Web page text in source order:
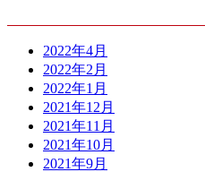
2022年4月
2022年2月
2022年1月
2021年12月
2021年11月
2021年10月
2021年9月